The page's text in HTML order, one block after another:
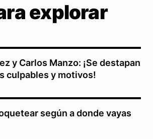
explorar
y Carlos Manzo: ¡Se destapan
culpables y motivos!
según a donde vayas